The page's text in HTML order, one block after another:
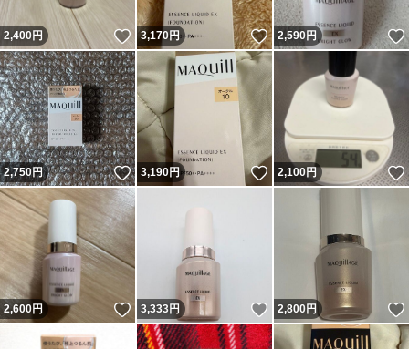
2,400円 いいね！
3,170円 いいね！
2,590円
2,750円 いいね！
3,190円 いいね！
2,100円
2,600円 いいね！
3,333円 いいね！
2,800円